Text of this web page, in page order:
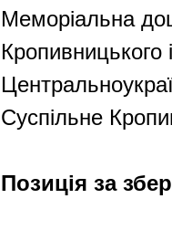
Меморіальна
Суспільне
Позиція за